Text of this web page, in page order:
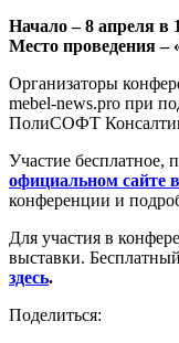
Начало – 8 апреля в
Место проведения
Организаторы
mebel-news.pro при
ПолиСОФТ
Участие бесплатное,
официальном сайте
конференции и
Для участия в
выставки.
здесь.
Поделиться: